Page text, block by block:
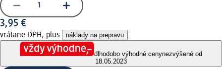
3,95 €
vrátane DPH, plus náklady na prepravu
dlhodobo výhodné cenynezvýšené od
18.05.2023